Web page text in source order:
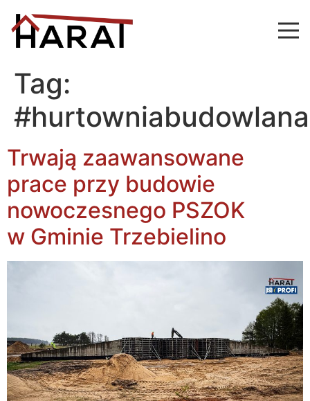
Tag:
#hurtowniabudowlana
Trwają zaawansowane
prace przy budowie
nowoczesnego PSZOK
w Gminie Trzebielino